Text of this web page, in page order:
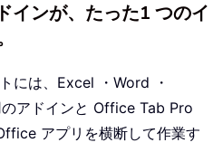
インが、たった1 つのイ
には、Excel ・Word ・
アドインと Office Tab Pro
アプリを横断して作業す